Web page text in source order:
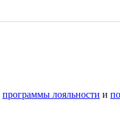
программы лояльности и